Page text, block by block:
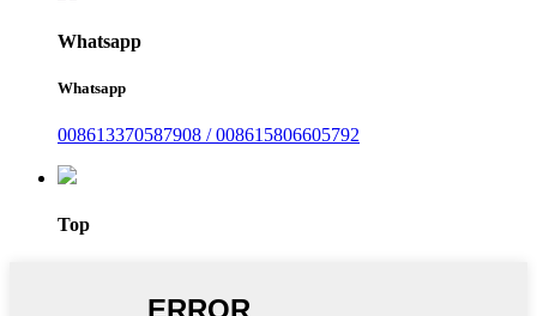
Whatsapp
Whatsapp
008613370587908 / 008615806605792
Top